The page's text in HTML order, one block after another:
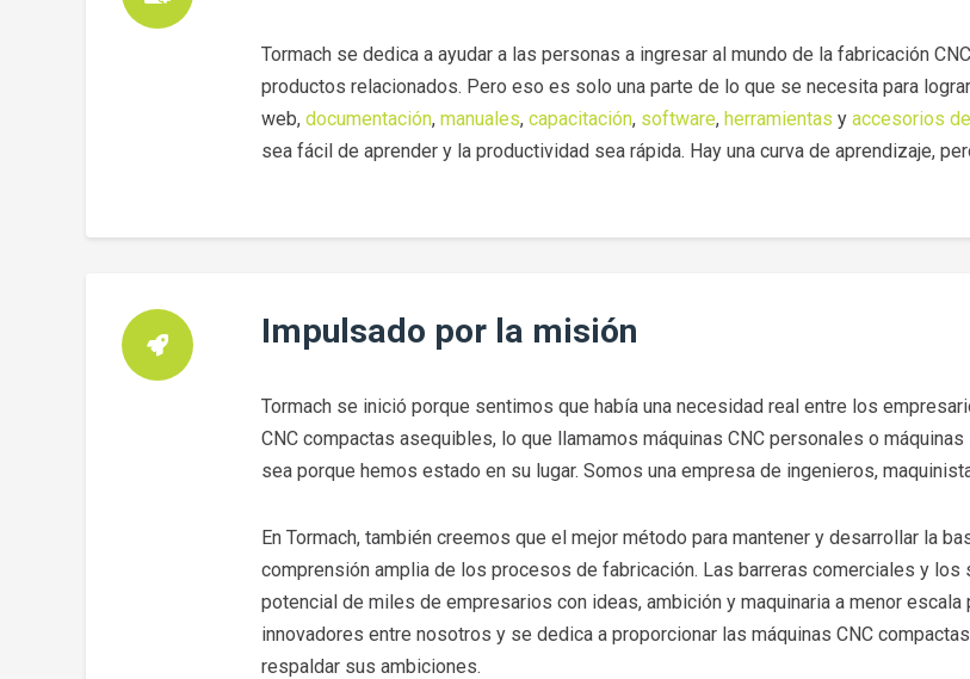
Tormach se dedica a ayudar a las personas a ingresar al mundo de la fabricación
productos relacionados. Pero eso es solo una parte de lo que se necesita para
web,documentación,manuales,capacitación, software,herramientas yaccesorios
sea fácil de aprender y la productividad sea rápida. Hay una curva de aprendizaje,
Impulsado por la misión
Tormach se inició porque sentimos que había una necesidad real entre los
CNC compactas asequibles, lo que llamamos máquinas CNC personales o
sea porque hemos estado en su lugar. Somos una empresa de ingenieros,
En Tormach, también creemos que el mejor método para mantener y desarrollar la
comprensión amplia de los procesos de fabricación. Las barreras comerciales y
potencial de miles de empresarios con ideas, ambición y maquinaria a menor
innovadores entre nosotros y se dedica a proporcionar las máquinas CNC
respaldar sus ambiciones.